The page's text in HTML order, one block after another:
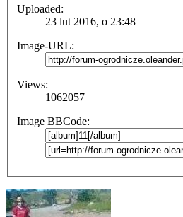
Uploaded:
23 lut 2016, o 23:48
Image-URL:
Views:
1062057
Image BBCode: